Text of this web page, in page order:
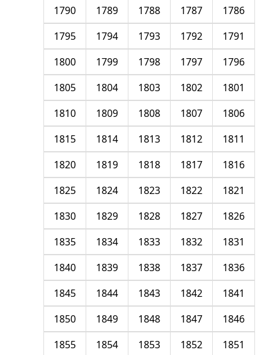
1786
1787
1788
1789
1790
1791
1792
1793
1794
1795
1796
1797
1798
1799
1800
1801
1802
1803
1804
1805
1806
1807
1808
1809
1810
1811
1812
1813
1814
1815
1816
1817
1818
1819
1820
1821
1822
1823
1824
1825
1826
1827
1828
1829
1830
1831
1832
1833
1834
1835
1836
1837
1838
1839
1840
1841
1842
1843
1844
1845
1846
1847
1848
1849
1850
1851
1852
1853
1854
1855